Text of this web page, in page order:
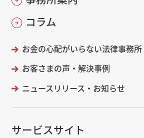
コラム
お金の心配がいらない法律事務所
お客さまの声・解決事例
ニュースリリース・お知らせ
サービスサイト